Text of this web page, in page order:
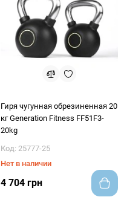
Гиря чугунная обрезиненная 20
кг Generation Fitness FF51F3-
20kg
Код: 25777-25
Нет в наличии
4 704 грн